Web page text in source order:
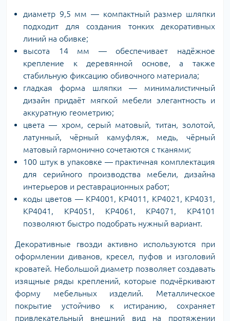
диаметр 9,5 мм — компактный размер шляпки
подходит для создания тонких декоративных
линий на обивке;
высота 14 мм — обеспечивает надёжное
крепление к деревянной основе, а также
стабильную фиксацию обивочного материала;
гладкая форма шляпки — минималистичный
дизайн придаёт мягкой мебели элегантность и
аккуратную геометрию;
цвета — хром, серый матовый, титан, золотой,
латунный, чёрный камуфляж, медь, чёрный
матовый гармонично сочетаются с тканями;
100 штук в упаковке — практичная комплектация
для серийного производства мебели, дизайна
интерьеров и реставрационных работ;
коды цветов — KP4001, KP4011, KP4021, KP4031,
KP4041, KP4051, KP4061, KP4071, KP4101
позволяют быстро подобрать нужный вариант.
Декоративные гвозди активно используются при
оформлении диванов, кресел, пуфов и изголовий
кроватей. Небольшой диаметр позволяет создавать
изящные ряды креплений, которые подчёркивают
форму мебельных изделий. Металлическое
покрытие устойчиво к истиранию, сохраняет
привлекательный внешний вид на протяжении